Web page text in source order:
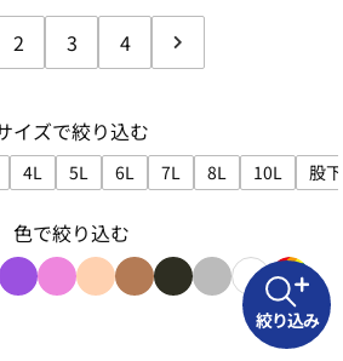
2 3 4
イズで絞り込む
み: L
絞り込み: LL
ズで絞り込み: 3L
4L
サイズで絞り込み: 4L
5L
サイズで絞り込み: 5L
6L
サイズで絞り込み: 6L
7L
サイズで絞り込み: 7L
8L
サイズで絞り込
10L
サイズで
股
色で絞り込む
色で絞り込み: beige
色で絞り込み: brown
色で絞り込み:
色で絞り込み:
色で絞り
色で
絞り込み